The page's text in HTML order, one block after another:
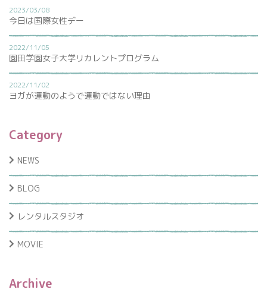
2023/03/08
今日は国際女性デー
2022/11/05
園田学園女子大学リカレントプログラム
2022/11/02
ヨガが運動のようで運動ではない理由
Category
NEWS
BLOG
レンタルスタジオ
MOVIE
Archive